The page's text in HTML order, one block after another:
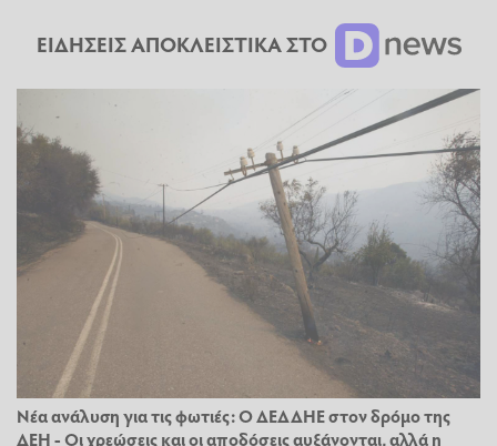
ΕΙΔΗΣΕΙΣ ΑΠΟΚΛΕΙΣΤΙΚΑ ΣΤΟ
Νέα ανάλυση για τις φωτιές: Ο ΔΕΔΔΗΕ στον δρόμο της
ΔΕΗ - Οι χρεώσεις και οι αποδόσεις αυξάνονται, αλλά η